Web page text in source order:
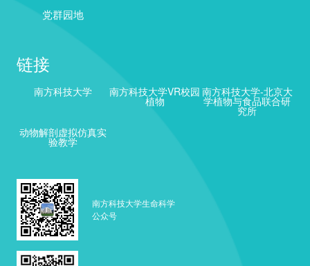
党群园地
链接
南方科技大学 南方科技大学VR校园
植物
南方科技大学-北京大
学植物与食品联合研
究所
动物解剖虚拟仿真实
验教学
南方科技大学生命科学
公众号